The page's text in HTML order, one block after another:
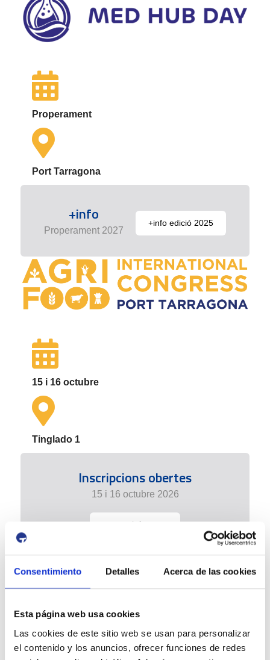
Consentimiento Detalles Acerca de las cookies
Esta página web usa cookies
Las cookies de este sitio web se usan para personalizar
el contenido y los anuncios, ofrecer funciones de redes
Properament
Port Tarragona
+info
Properament 2027
+info edició 2025
15 i 16 octubre
Tinglado 1
Inscripcions obertes
15 i 16 octubre 2026
+ info